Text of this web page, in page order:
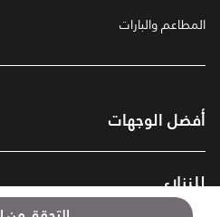
المطاعم والبارات
أفضل الوجهات
للنزلاء